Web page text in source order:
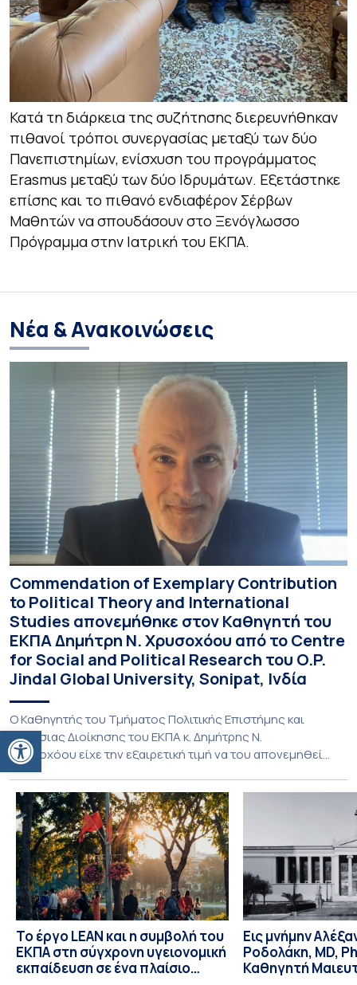
Ανοίξτε τη γραμμή εργαλείων
Κατά τη διάρκεια της συζήτησης διερευνήθηκαν
πιθανοί τρόποι συνεργασίας μεταξύ των δύο
Πανεπιστημίων, ενίσχυση του προγράμματος
Erasmus μεταξύ των δύο Ιδρυμάτων. Εξετάστηκε
επίσης και το πιθανό ενδιαφέρον Σέρβων
Μαθητών να σπουδάσουν στο Ξενόγλωσσο
Πρόγραμμα στην Ιατρική του ΕΚΠΑ.
Νέα & Ανακοινώσεις
Commendation of Exemplary Contribution
to Political Theory and International
Studies απονεμήθηκε στον Καθηγητή του
ΕΚΠΑ Δημήτρη Ν. Χρυσοχόου από το Centre
for Social and Political Research του O.P.
Jindal Global University, Sonipat, Ινδία
Ο Καθηγητής του Τμήματος Πολιτικής Επιστήμης και
Δημόσιας Διοίκησης του ΕΚΠΑ κ. Δημήτρης Ν.
Χρυσοχόου είχε την εξαιρετική τιμή να του απονεμηθεί
Commendation of Exemplary Contribution to Political
Theory and International Studies από το Centre for Social
and Political Research του O.P. Jindal Global University σε
ένδειξη αναγνώρισης της διακεκριμένης συμβολής του
στην Πολιτική Θεωρία και τις […]
Το έργο LEAN και η συμβολή του
ΕΚΠΑ στη σύγχρονη υγειονομική
εκπαίδευση σε ένα πλαίσιο
Εις μνήμην
Ροδολάκη, MD,
Καθηγητή